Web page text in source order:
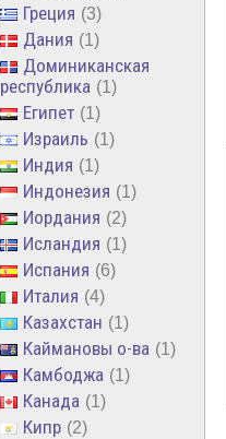
Греция 3
Дания 1
Доминиканская
республика
1
Египет 1
Израиль 1
Индия 1
Индонезия 1
Иордания 2
Исландия 1
Испания 6
Италия 4
Казахстан 1
Каймановы о-ва 1
Камбоджа 1
Канада 1
Кипр 2